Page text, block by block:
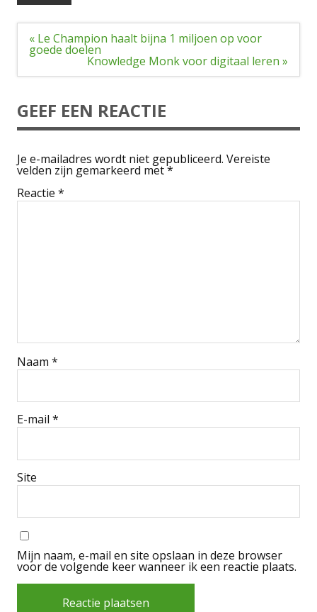
Bericht
navigatie
« Le Champion haalt bijna 1 miljoen op voor
goede doelen
Knowledge Monk voor digitaal leren »
GEEF EEN REACTIE
Je e-mailadres wordt niet gepubliceerd. Vereiste
velden zijn gemarkeerd met*
Reactie *
Naam *
E-mail *
Site
Mijn naam, e-mail en site opslaan in deze browser
voor de volgende keer wanneer ik een reactie plaats.